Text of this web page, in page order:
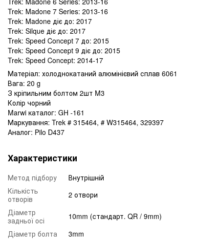
Trek: Madone 7 Series: 2013-16
Trek: Madone діє до: 2017
Trek: Silque діє до: 2017
Trek: Speed ​​Concept 7 до: 2015
Trek: Speed ​​Concept 9 діє до: 2015
Trek: Speed ​​Concept: 2014-17
Матеріал: холоднокатаний алюмінієвий сплав 6061
Вага: 20 g
З кріпильним болтом 2шт M3
Колір чорний
Marwi каталог: GH -161
Маркування: Trek # 315464, # W315464, 329397
Аналог: Pilo D437
Характеристики
Метод підбору
Внутрішній
Кількість
отворів
2 отвори
Діаметр
задньої осі
10mm (стандарт. QR / 9mm)
Діаметр болта
3mm